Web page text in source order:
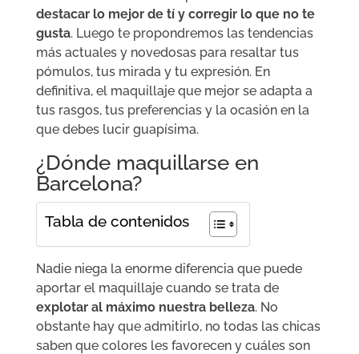
destacar lo mejor de tí y corregir lo que no te
gusta. Luego te propondremos las tendencias
más actuales y novedosas para resaltar tus
pómulos, tus mirada y tu expresión. En
definitiva, el maquillaje que mejor se adapta a
tus rasgos, tus preferencias y la ocasión en la
que debes lucir guapísima.
¿Dónde maquillarse en
Barcelona?
Tabla de contenidos
Nadie niega la enorme diferencia que puede
aportar el maquillaje cuando se trata de
explotar al máximo nuestra belleza. No
obstante hay que admitirlo, no todas las chicas
saben que colores les favorecen y cuáles son